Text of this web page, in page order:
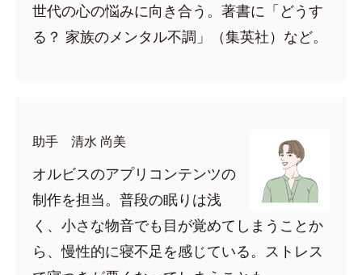
世代の心の悩みに向き合う。著書に「どうす
る？ 家族のメンタル不調」（集英社）など。
助手 清水 尚美
オルビスのアプリコンテンツの
制作を担当。普段の眠りは浅
く、小さな物音でも目が覚めてしまうことか
ら、慢性的に寝不足を感じている。ストレス